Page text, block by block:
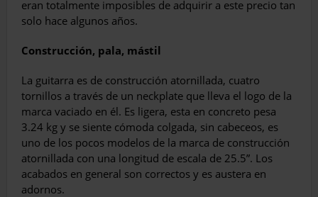
eran totalmente imposibles de adquirir a este precio tan
solo hace algunos años.
Construcción, pala, mástil
La guitarra es de construcción atornillada, cuatro
tornillos a través de un neckplate que lleva el logo de la
marca vaciado en él. Es ligera, esta en concreto pesa
3.24 kg y se siente cómoda colgada, sin cabeceos, es
uno de los pocos modelos de la marca de construcción
atornillada con una longitud de escala de 25.5”. Los
acabados en general son correctos y es austera en
adornos.